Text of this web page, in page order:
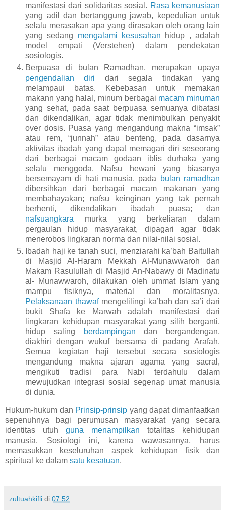
manifestasi dari solidaritas sosial. Rasa kemanusiaan
yang adil dan bertanggung jawab, kepedulian untuk
selalu merasakan apa yang dirasakan oleh orang lain
yang sedang mengalami kesusahan hidup , adalah
model empati (Verstehen) dalam pendekatan
sosiologis.
Berpuasa di bulan Ramadhan, merupakan upaya
pengendalian diri dari segala tindakan yang
melampaui batas. Kebebasan untuk memakan
makann yang halal, minum berbagai macam minuman
yang sehat, pada saat berpuasa semuanya dibatasi
dan dikendalikan, agar tidak menimbulkan penyakit
over dosis. Puasa yang mengandung makna “imsak”
atau rem, “junnah” atau benteng, pada dasarnya
aktivitas ibadah yang dapat memagari diri seseorang
dari berbagai macam godaan iblis durhaka yang
selalu menggoda. Nafsu hewani yang biasanya
bersemayam di hati manusia, pada
bulan ramadhan
dibersihkan dari berbagai macam makanan yang
membahayakan; nafsu keinginan yang tak pernah
berhenti, dikendalikan ibadah puasa; dan
nafsuangkara murka yang berkeliaran dalam
pergaulan hidup masyarakat, dipagari agar tidak
menerobos lingkaran norma dan nilai-nilai sosial.
Ibadah haji ke tanah suci, menziarahi ka’bah Baitullah
di Masjid Al-Haram Mekkah Al-Munawwaroh dan
Makam Rasulullah di Masjid An-Nabawy di Madinatu
al- Munawwaroh, dilakukan oleh ummat Islam yang
mampu fisiknya, material dan moralitasnya.
Pelaksanaan thawafmengelilingi ka’bah dan sa’i dari
bukit Shafa ke Marwah adalah manifestasi dari
lingkaran kehidupan masyarakat yang silih berganti,
hidup saling
berdampingan dan bergandengan,
diakhiri dengan wukuf bersama di padang Arafah.
Semua kegiatan haji tersebut secara sosiologis
mengandung makna ajaran agama yang sacral,
mengikuti tradisi para Nabi terdahulu dalam
mewujudkan integrasi sosial segenap umat manusia
di dunia.
Hukum-hukum dan Prinsip-prinsip yang dapat dimanfaatkan
sepenuhnya bagi perumusan masyarakat yang secara
identitas utuh guna menampilkan totalitas kehidupan
manusia. Sosiologi ini, karena wawasannya, harus
memasukkan keseluruhan aspek kehidupan fisik dan
spiritual ke dalam satu kesatuan.
zultuahkifli di 07.52